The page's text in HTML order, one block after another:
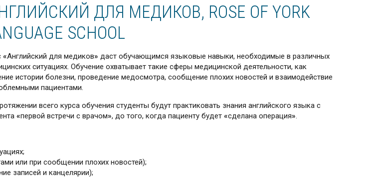
ДЛЯ МЕДИКОВ, ROSE OF YORK
SCHOOL
«Английский для медиков» даст обучающимся языковые навыки, необходимые в различных
ситуациях. Обучение охватывает такие сферы медицинской деятельности, как
истории болезни, проведение медосмотра, сообщение плохих новостей и взаимодействие
пациентами.
всего курса обучения студенты будут практиковать знания английского языка с
«первой встречи с врачом», до того, когда пациенту будет «сделана операция».
или при сообщении плохих новостей);
записей и канцелярии);